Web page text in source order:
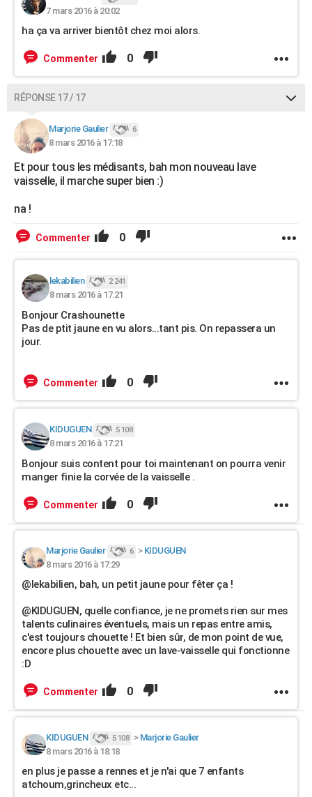
7 mars 2016 à 20:02
ha ça va arriver bientôt chez moi alors.
Commenter 0
RÉPONSE 17 / 17
Marjorie Gaulier 6
8 mars 2016 à 17:18
Et pour tous les médisants, bah mon nouveau lave
vaisselle, il marche super bien :)
na !
Commenter 0
lekabilien 2 241
8 mars 2016 à 17:21
Bonjour Crashounette
Pas de ptit jaune en vu alors...tant pis. On repassera un
jour.
Commenter 0
KIDUGUEN 5 108
8 mars 2016 à 17:21
Bonjour suis content pour toi maintenant on pourra venir
manger finie la corvée de la vaisselle .
Commenter 0
Marjorie Gaulier 6 > KIDUGUEN
8 mars 2016 à 17:29
@lekabilien, bah, un petit jaune pour fêter ça !
@KIDUGUEN, quelle confiance, je ne promets rien sur mes
talents culinaires éventuels, mais un repas entre amis,
c'est toujours chouette ! Et bien sûr, de mon point de vue,
encore plus chouette avec un lave-vaisselle qui fonctionne
:D
Commenter 0
KIDUGUEN 5 108 > Marjorie Gaulier
8 mars 2016 à 18:18
en plus je passe a rennes et je n'ai que 7 enfants
atchoum,grincheux etc...